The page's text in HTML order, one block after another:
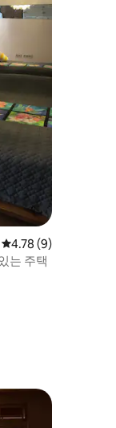
평점 4.78점(5점 만점
4.78 (9)
는 주택